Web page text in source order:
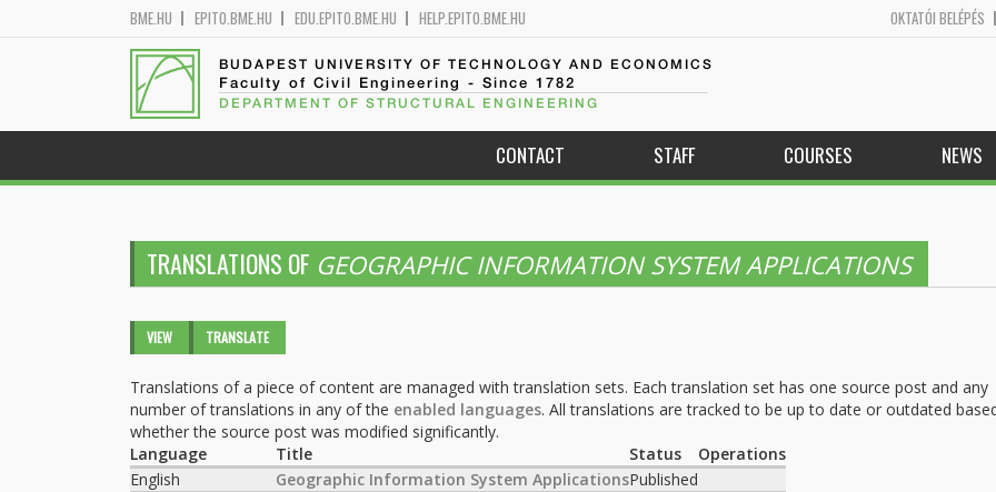
BME.HU EPITO.BME.HU EDU.EPITO.BME.HU HELP.EPITO.BME.HU OKTATÓI BELÉPÉS
BUDAPEST UNIVERSITY OF TECHNOLOGY AND ECONOMICS
Faculty of Civil Engineering - Since 1782
DEPARTMENT OF STRUCTURAL ENGINEERING
CONTACT STAFF COURSES NEWS
TRANSLATIONS OF GEOGRAPHIC INFORMATION SYSTEM APPLICATIONS
Primary tabs
VIEW TRANSLATE
Translations of a piece of content are managed with translation sets. Each translation set has one source post and any
number of translations in any of the enabled languages. All translations are tracked to be up to date or outdated
whether the source post was modified significantly.
Language
Title Status
Operations
English
Geographic Information System ApplicationsPublished